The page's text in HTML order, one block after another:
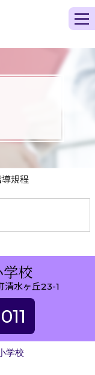
規程
校
水ヶ丘23-1
学校